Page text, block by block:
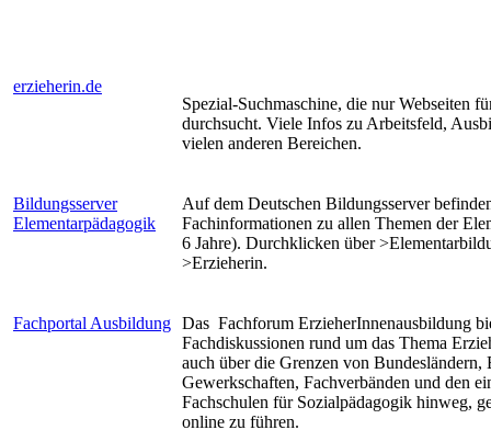
erzieherin.de
Spezial-Suchmaschine, die nur Webseiten
durchsucht. Viele Infos zu Arbeitsfeld,
vielen anderen Bereichen.
Bildungsserver
Elementarpädagogik
Auf dem Deutschen Bildungsserver
Fachinformationen zu allen Themen der
6 Jahre). Durchklicken über
>Erzieherin.
Fachportal Ausbildung Das Fachforum ErzieherInnenausbildung
Fachdiskussionen rund um das Thema
auch über die Grenzen von Bundesländern,
Gewerkschaften, Fachverbänden und den
Fachschulen für Sozialpädagogik hinweg,
online zu führen.